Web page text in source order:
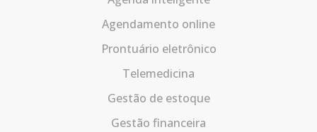
Agendamento online
Prontuário eletrônico
Telemedicina
Gestão de estoque
Gestão financeira